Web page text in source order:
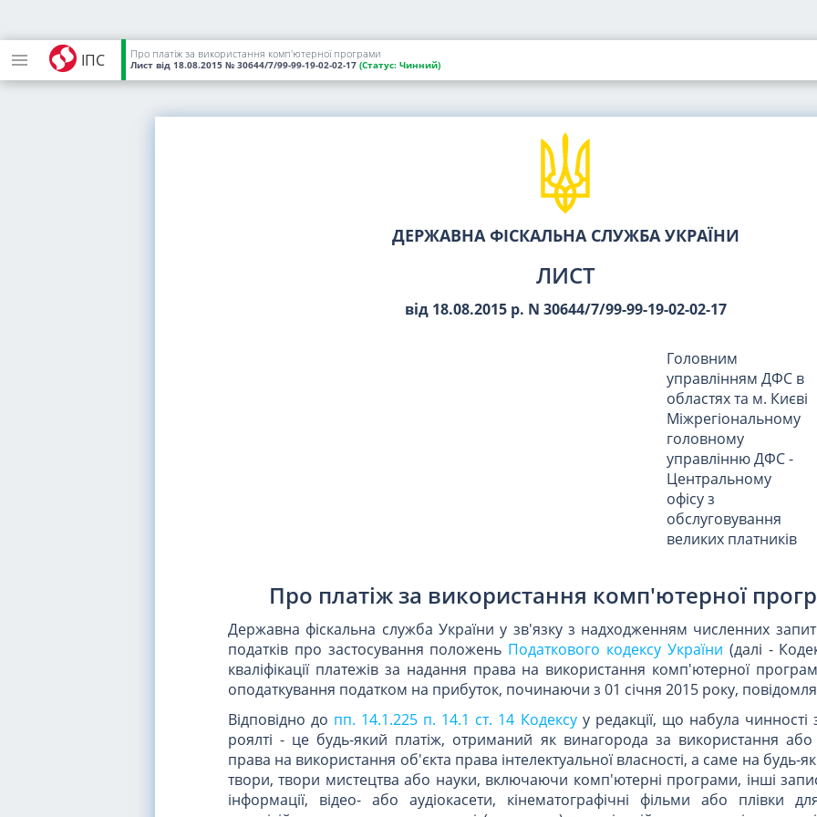
ІПС Про платіж за використання комп'ютерної програми
Лист від 18.08.2015 № 30644/7/99-99-19-02-02-17 (Статус: Чинний)
ДЕРЖАВНА ФІСКАЛЬНА СЛУЖБА УКРАЇНИ
ЛИСТ
від 18.08.2015 р. N 30644/7/99-99-19-02-02-17
Головним
управлінням ДФС в
областях та м. Києві
Міжрегіональному
головному
управлінню ДФС -
Центральному
офісу з
обслуговування
великих платників
Про платіж за використання комп'ютерної
Державна фіскальна служба України у зв'язку з надходженням численних
податків про застосування положень Податкового кодексу України (далі -
кваліфікації платежів за надання права на використання комп'ютерної
оподаткування податком на прибуток, починаючи з 01 січня 2015 року,
Відповідно до пп. 14.1.225 п. 14.1 ст. 14 Кодексуу редакції, що набула чинності
роялті - це будь-який платіж, отриманий як винагорода за використання
права на використання об'єкта права інтелектуальної власності, а саме на будь-
твори, твори мистецтва або науки, включаючи комп'ютерні програми, інші
інформації, відео- або аудіокасети, кінематографічні фільми або плівки